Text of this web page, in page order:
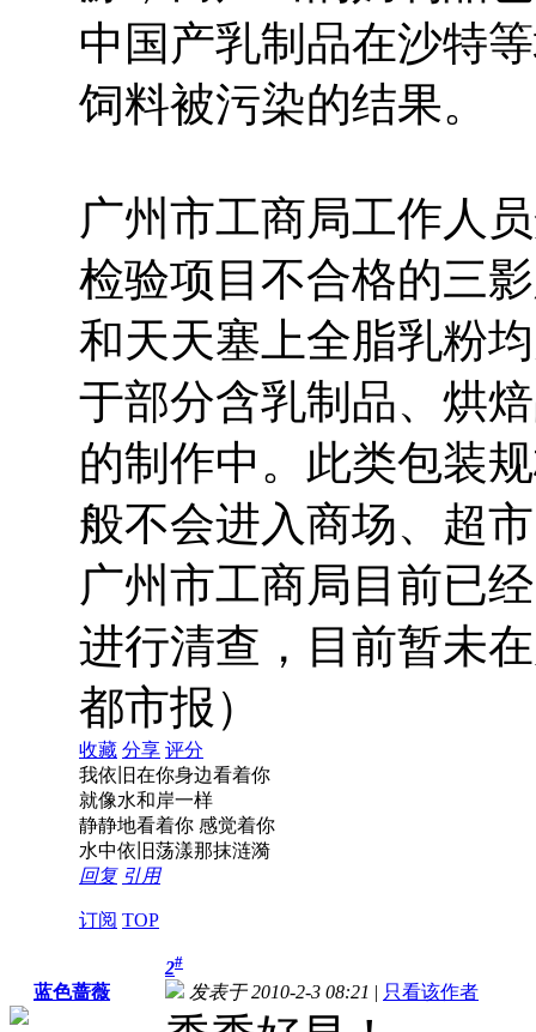
中国产乳制品在沙特
饲料被污染的结果。
广州市工商局工作人
检验项目不合格的三
和天天塞上全脂乳粉
于部分含乳制品、烘
的制作中。此类包装
般不会进入商场、超
广州市工商局目前已
进行清查，目前暂未
都市报）
收藏 分享 评分
我依旧在你身边看着你
就像水和岸一样
静静地看着你 感觉着你
水中依旧荡漾那抹涟漪
回复 引用
订阅 TOP
蓝色蔷薇
2#
发表于 2010-2-3 08:21 | 只看该作者